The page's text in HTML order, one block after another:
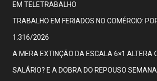
EM TELETRABALHO
TRABALHO EM FERIADOS NO COMÉRCIO:
1.316/2026
A MERA EXTINÇÃO DA ESCALA 6×1 ALTERA
SALÁRIO? E A DOBRA DO REPOUSO